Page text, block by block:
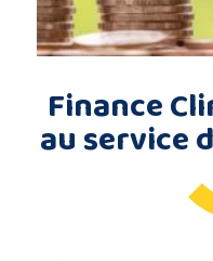
consortium
Finance
au service